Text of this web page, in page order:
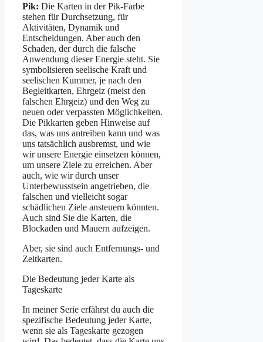
Pik: Die Karten in der Pik-Farbe
stehen für Durchsetzung, für
Aktivitäten, Dynamik und
Entscheidungen. Aber auch den
Schaden, der durch die falsche
Anwendung dieser Energie steht. Sie
symbolisieren seelische Kraft und
seelischen Kummer, je nach den
Begleitkarten, Ehrgeiz (meist den
falschen Ehrgeiz) und den Weg zu
neuen oder verpassten Möglichkeiten.
Die Pikkarten geben Hinweise auf
das, was uns antreiben kann und was
uns tatsächlich ausbremst, und wie
wir unsere Energie einsetzen können,
um unsere Ziele zu erreichen. Aber
auch, wie wir durch unser
Unterbewusstsein angetrieben, die
falschen und vielleicht sogar
schädlichen Ziele ansteuern könnten.
Auch sind Sie die Karten, die
Blockaden und Mauern aufzeigen.
Aber, sie sind auch Entfernungs- und
Zeitkarten.
Die Bedeutung jeder Karte als
Tageskarte
In meiner Serie erfährst du auch die
spezifische Bedeutung jeder Karte,
wenn sie als Tageskarte gezogen